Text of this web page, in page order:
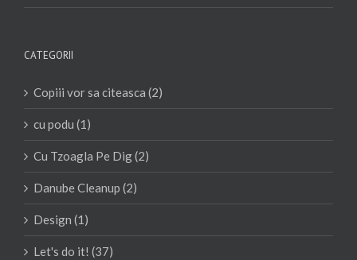
CATEGORII
Copiii vor sa citeasca (2)
cu podu (1)
Cu Tzoagla Pe Dig (2)
Danube Cleanup (2)
Design (1)
Let's do it! (37)